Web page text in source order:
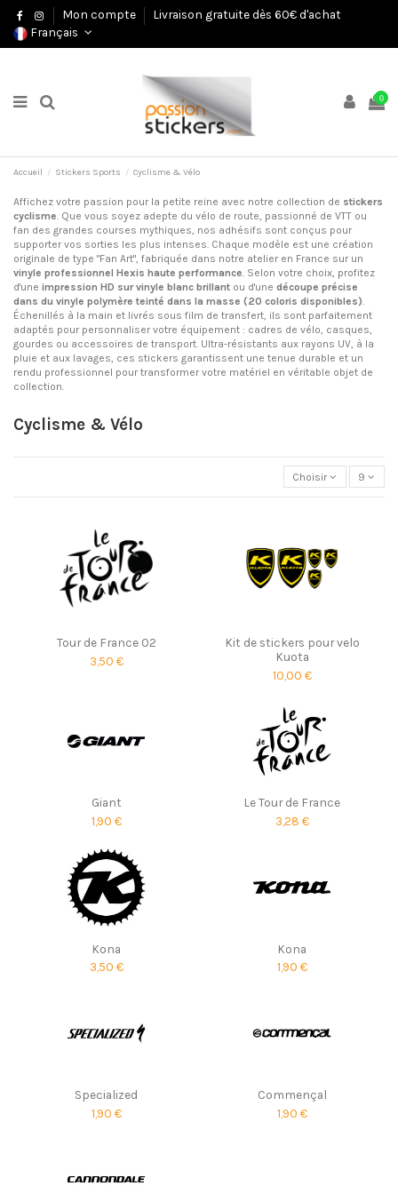
Mon compte
Livraison gratuite dès 60€ d'achat
Français
0
Accueil Stickers Sports Cyclisme & Vélo
Affichez votre passion pour la petite reine avec notre collection de stickers
cyclisme. Que vous soyez adepte du vélo de route, passionné de VTT ou
fan des grandes courses mythiques, nos adhésifs sont conçus pour
supporter vos sorties les plus intenses. Chaque modèle est une création
originale de type "Fan Art", fabriquée dans notre atelier en France sur un
vinyle professionnel Hexis haute performance. Selon votre choix, profitez
d'une impression HD sur vinyle blanc brillant ou d'une découpe précise
dans du vinyle polymère teinté dans la masse (20 coloris disponibles).
Échenillés à la main et livrés sous film de transfert, ils sont parfaitement
adaptés pour personnaliser votre équipement : cadres de vélo, casques,
gourdes ou accessoires de transport. Ultra-résistants aux rayons UV, à la
pluie et aux lavages, ces stickers garantissent une tenue durable et un
rendu professionnel pour transformer votre matériel en véritable objet de
collection.
Cyclisme & Vélo
Choisir 9
Tour de France 02
3,50 €
Kit de stickers pour velo
Kuota
10,00 €
Giant
1,90 €
Le Tour de France
3,28 €
Kona
3,50 €
Kona
1,90 €
Specialized
1,90 €
Commençal
1,90 €